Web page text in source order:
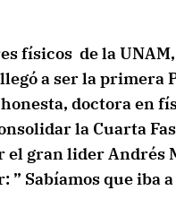
físicos de la
a ser la primera
doctora en
la Cuarta
gran lider Andrés
” Sabíamos que iba